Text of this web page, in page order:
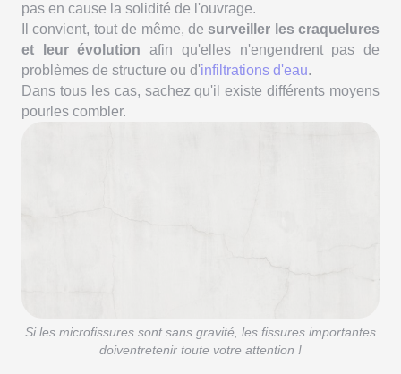
pas en cause la solidité de l'ouvrage.
Il convient, tout de même, de surveiller les craquelures
et leur évolution afin qu'elles n'engendrent pas de
problèmes de structure ou d'infiltrations d'eau.
Dans tous les cas, sachez qu'il existe différents moyens
pourles combler.
Si les microfissures sont sans gravité, les fissures importantes
doiventretenir toute votre attention !